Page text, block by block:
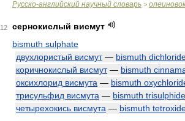
Русско-английский научный словарь >
12
сернокислый висмут
bismuth sulphate
двухлористый висмут— bismuth
коричнокислый висмут— bismuth
оксихлорид висмута — bismuth
трисульфид висмута — bismuth trisulphide
четырехокись висмута — bismuth